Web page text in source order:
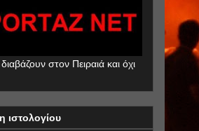
στον Πειραιά και όχι
ιστολογίου